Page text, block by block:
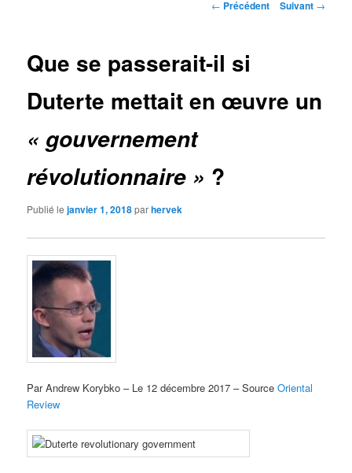
Navigation
← Précédent Suivant →
Que se passerait-il si
Duterte mettait en œuvre un
« gouvernement
révolutionnaire » ?
Publié lejanvier 1, 2018parhervek
Par Andrew Korybko – Le 12 décembre 2017 – SourceOriental
Review